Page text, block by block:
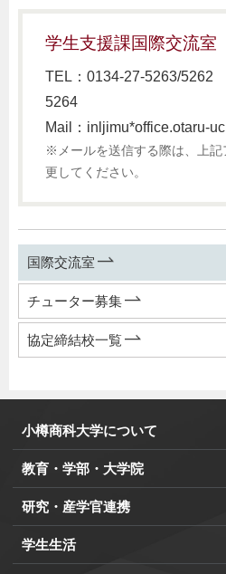
学生支援課国際交流室
TEL：0134-27-5263/5262
5264
Mail：inljimu*office.otaru-
※メールを送信する際は、上記
更してください。
国際交流室
チューター募集
協定締結校一覧
小樽商科大学について
教育・学部・大学院
研究・産学官連携
学生生活